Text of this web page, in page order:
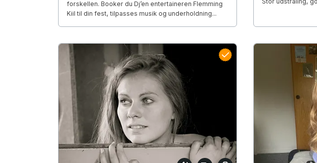
forskellen. Booker du Dj’en entertaineren Flemming
Kiil til din fest, tilpasses musik og underholdning...